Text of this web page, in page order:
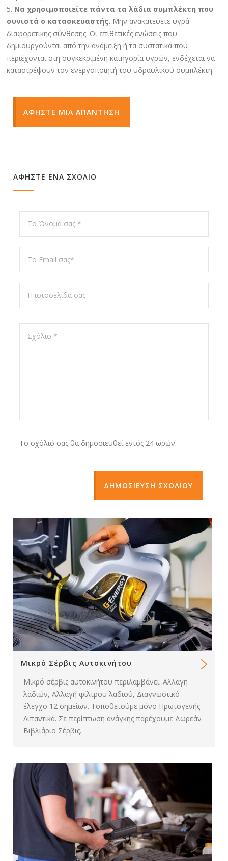
Να χρησιμοποιείτε πάντα τα λάδια συμπλέκτη που
συνιστά ο κατασκευαστής. Μην ανακατεύετε υγρά
διαφορετικής σύνθεσης. Οι επιθετικές ενώσεις που
δημιουργούνται από την ανάμειξη ή τα συστατικά που
περιέχονται στη συγκεκριμένη κατηγορία υγρών, ενδέχεται να
καταστρέψουν τον ενεργοποιητή του υδραυλικού συμπλέκτη.
ΑΦΗΣΤΕ ΜΙΑ ΑΠΑΝΤΗΣΗ
ΑΦΗΣΤΕ ΕΝΑ ΣΧΟΛΙΟ
Το σχόλιό σας θα δημοσιευθεί εντός 24 ωρών.
ΔΗΜΟΣΙΕΥΣΗ ΣΧΟΛΙΟΥ
Μικρό Σέρβις Αυτοκινήτου
Μικρό σέρβις αυτοκινήτου περιλαμβάνει: Αλλαγή
λαδιών, Αλλαγή φίλτρου λαδιού, Διαγνωστικό
έλεγχο 12 σημείων. Τοποθετούμε μόνο Πρωτογενής
Λιπαντικά. Σε περίπτωση ανάγκης παρέχουμε Δωρεάν
Βιβλιάριο Σέρβις.